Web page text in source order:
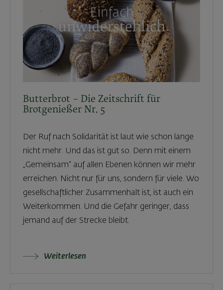
Butterbrot – Die Zeitschrift für
Brotgenießer Nr. 5
Der Ruf nach Solidarität ist laut wie schon lange
nicht mehr. Und das ist gut so. Denn mit einem
„Gemeinsam“ auf allen Ebenen können wir mehr
erreichen. Nicht nur für uns, sondern für viele. Wo
gesellschaftlicher Zusammenhalt ist, ist auch ein
Weiterkommen. Und die Gefahr geringer, dass
jemand auf der Strecke bleibt.
Weiterlesen